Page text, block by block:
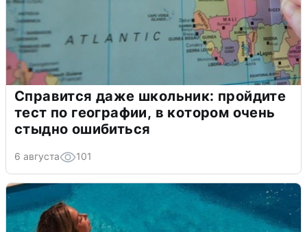
Справится даже школьник: пройдите
тест по географии, в котором очень
стыдно ошибиться
6 августа 101